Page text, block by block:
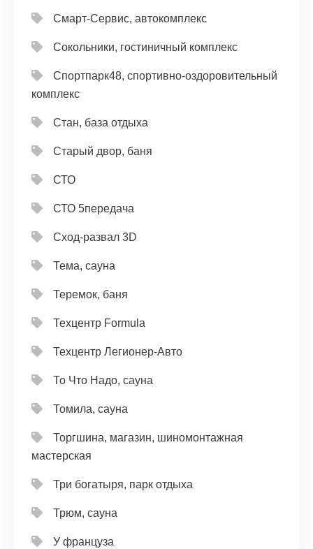
Смарт-Сервис, автокомплекс
Сокольники, гостиничный комплекс
Спортпарк48, спортивно-оздоровительный
комплекс
Стан, база отдыха
Старый двор, баня
СТО
СТО 5передача
Сход-развал 3D
Тема, сауна
Теремок, баня
Техцентр Formula
Техцентр Легионер-Авто
То Что Надо, сауна
Томила, сауна
Торгшина, магазин, шиномонтажная
мастерская
Три богатыря, парк отдыха
Трюм, сауна
У француза